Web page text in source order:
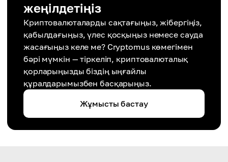
жеңілдетіңіз
Криптовалюталарды сақтағыңыз, жібергіңіз,
қабылдағыңыз, үлес қосқыңыз немесе сауда
жасағыңыз келе ме? Cryptomus көмегімен
бәрі мүмкін — тіркеліп, криптовалюталық
қорларыңызды біздің ыңғайлы
құралдарымызбен басқарыңыз.
Жұмысты бастау